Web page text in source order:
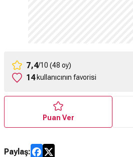
7,4/10 (48 oy)
14 kullanıcının favorisi
Puan Ver
Paylaş: